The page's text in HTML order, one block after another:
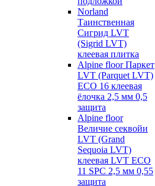
Norland
Таинственная
Сигрид LVT
(Sigrid LVT)
клеевая плитка
Alpine floor Паркет
LVT (Parquet LVT)
ECO 16 клеевая
ёлочка 2,5 мм 0,5
защита
Alpine floor
Величие секвойи
LVT (Grand
Sequoia LVT)
клеевая LVT ECO
11 SPC 2,5 мм 0,55
защита